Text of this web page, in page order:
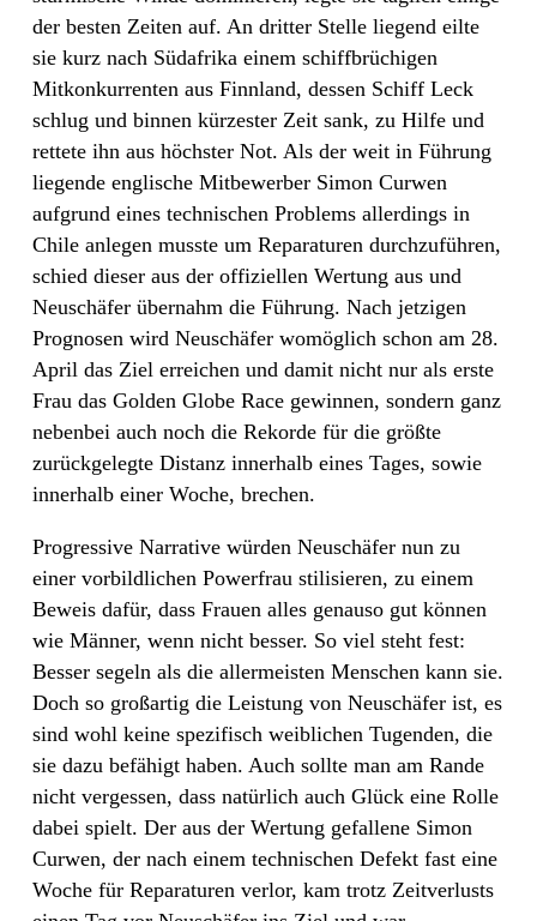
der besten Zeiten auf. An dritter Stelle liegend eilte
sie kurz nach Südafrika einem schiffbrüchigen
Mitkonkurrenten aus Finnland, dessen Schiff Leck
schlug und binnen kürzester Zeit sank, zu Hilfe und
rettete ihn aus höchster Not. Als der weit in Führung
liegende englische Mitbewerber Simon Curwen
aufgrund eines technischen Problems allerdings in
Chile anlegen musste um Reparaturen durchzuführen,
schied dieser aus der offiziellen Wertung aus und
Neuschäfer übernahm die Führung. Nach jetzigen
Prognosen wird Neuschäfer womöglich schon am 28.
April das Ziel erreichen und damit nicht nur als erste
Frau das Golden Globe Race gewinnen, sondern ganz
nebenbei auch noch die Rekorde für die größte
zurückgelegte Distanz innerhalb eines Tages, sowie
innerhalb einer Woche, brechen.
Progressive Narrative würden Neuschäfer nun zu
einer vorbildlichen Powerfrau stilisieren, zu einem
Beweis dafür, dass Frauen alles genauso gut können
wie Männer, wenn nicht besser. So viel steht fest:
Besser segeln als die allermeisten Menschen kann sie.
Doch so großartig die Leistung von Neuschäfer ist, es
sind wohl keine spezifisch weiblichen Tugenden, die
sie dazu befähigt haben. Auch sollte man am Rande
nicht vergessen, dass natürlich auch Glück eine Rolle
dabei spielt. Der aus der Wertung gefallene Simon
Curwen, der nach einem technischen Defekt fast eine
Woche für Reparaturen verlor, kam trotz Zeitverlusts